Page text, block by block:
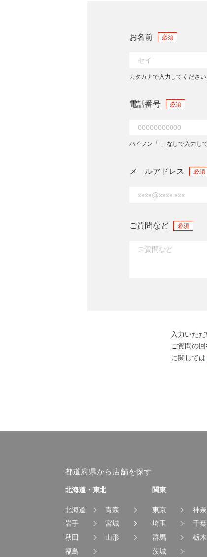
お名前 必須
カタカナで入力してください
電話番号 必須
ハイフン「-」なしで入力し
メールアドレス 必須
ご質問など 必須
入力いた
ご質問の
に関しては
都道府県から店舗を探す
北海道・東北
北海道
青森
岩手
宮城
秋田
山形
福島
関東
東京
神奈
埼玉
千葉
群馬
栃木
茨城